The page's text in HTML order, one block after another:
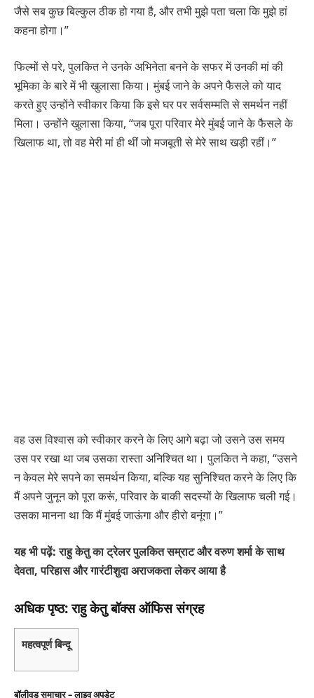
जैसे सब कुछ बिल्कुल ठीक हो गया है, और तभी मुझे पता चला कि मुझे हां
कहना होगा।”
फिल्मों से परे, पुलकित ने उनके अभिनेता बनने के सफर में उनकी मां की
भूमिका के बारे में भी खुलासा किया। मुंबई जाने के अपने फैसले को याद
करते हुए उन्होंने स्वीकार किया कि इसे घर पर सर्वसम्मति से समर्थन नहीं
मिला। उन्होंने खुलासा किया, “जब पूरा परिवार मेरे मुंबई जाने के फैसले के
खिलाफ था, तो वह मेरी मां ही थीं जो मजबूती से मेरे साथ खड़ी रहीं।”
वह उस विश्वास को स्वीकार करने के लिए आगे बढ़ा जो उसने उस समय
उस पर रखा था जब उसका रास्ता अनिश्चित था। पुलकित ने कहा, “उसने
न केवल मेरे सपने का समर्थन किया, बल्कि यह सुनिश्चित करने के लिए कि
मैं अपने जुनून को पूरा करूं, परिवार के बाकी सदस्यों के खिलाफ चली गई।
उसका मानना ​​था कि मैं मुंबई जाऊंगा और हीरो बनूंगा।”
यह भी पढ़ें: राहु केतु का ट्रेलर पुलकित सम्राट और वरुण शर्मा के साथ
देवता, परिहास और गारंटीशुदा अराजकता लेकर आया है
अधिक पृष्ठ: राहु केतु बॉक्स ऑफिस संग्रह
महत्वपूर्ण बिन्दू
बॉलीवुड समाचार – लाइव अपडेट